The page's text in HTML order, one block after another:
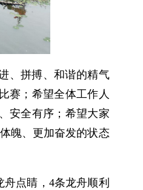
、拼搏、和谐的精气
赛；希望全体工作人
安全有序；希望大家
魄、更加奋发的状态
点睛，4条龙舟顺利